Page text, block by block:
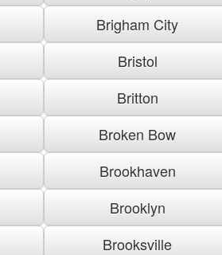
Brigham City
Bristol
Britton
Broken Bow
Brookhaven
Brooklyn
Brooksville